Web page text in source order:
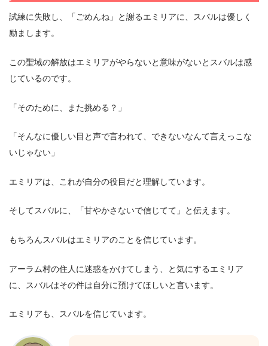
試練に失敗し、「ごめんね」と謝るエミリアに、スバルは優しく
励まします。
この聖域の解放はエミリアがやらないと意味がないとスバルは感
じているのです。
「そのために、また挑める？」
「そんなに優しい目と声で言われて、できないなんて言えっこな
いじゃない」
エミリアは、これが自分の役目だと理解しています。
そしてスバルに、「甘やかさないで信じてて」と伝えます。
もちろんスバルはエミリアのことを信じています。
アーラム村の住人に迷惑をかけてしまう、と気にするエミリア
に、スバルはその件は自分に預けてほしいと言います。
エミリアも、スバルを信じています。